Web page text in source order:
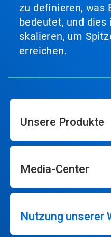
zu definieren, was
bedeutet, und dies
skalieren, um
erreichen.
Unsere Produkte
Media-Center
Nutzung unserer